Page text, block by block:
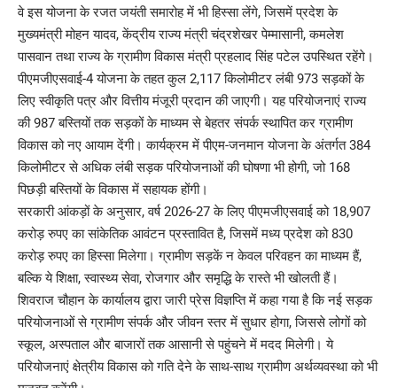
वे इस योजना के रजत जयंती समारोह में भी हिस्सा लेंगे, जिसमें प्रदेश के
मुख्यमंत्री मोहन यादव, केंद्रीय राज्य मंत्री चंद्रशेखर पेम्मासानी, कमलेश
पासवान तथा राज्य के ग्रामीण विकास मंत्री प्रहलाद सिंह पटेल उपस्थित रहेंगे।
पीएमजीएसवाई-4 योजना के तहत कुल 2,117 किलोमीटर लंबी 973 सड़कों के
लिए स्वीकृति पत्र और वित्तीय मंजूरी प्रदान की जाएगी। यह परियोजनाएं राज्य
की 987 बस्तियों तक सड़कों के माध्यम से बेहतर संपर्क स्थापित कर ग्रामीण
विकास को नए आयाम देंगी। कार्यक्रम में पीएम-जनमान योजना के अंतर्गत 384
किलोमीटर से अधिक लंबी सड़क परियोजनाओं की घोषणा भी होगी, जो 168
पिछड़ी बस्तियों के विकास में सहायक होंगी।
सरकारी आंकड़ों के अनुसार, वर्ष 2026-27 के लिए पीएमजीएसवाई को 18,907
करोड़ रुपए का सांकेतिक आवंटन प्रस्तावित है, जिसमें मध्य प्रदेश को 830
करोड़ रुपए का हिस्सा मिलेगा। ग्रामीण सड़कें न केवल परिवहन का माध्यम हैं,
बल्कि ये शिक्षा, स्वास्थ्य सेवा, रोजगार और समृद्धि के रास्ते भी खोलती हैं।
शिवराज चौहान के कार्यालय द्वारा जारी प्रेस विज्ञप्ति में कहा गया है कि नई सड़क
परियोजनाओं से ग्रामीण संपर्क और जीवन स्तर में सुधार होगा, जिससे लोगों को
स्कूल, अस्पताल और बाजारों तक आसानी से पहुंचने में मदद मिलेगी। ये
परियोजनाएं क्षेत्रीय विकास को गति देने के साथ-साथ ग्रामीण अर्थव्यवस्था को भी